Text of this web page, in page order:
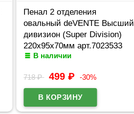
Пенал 2 отделения
овальный deVENTE Высший
дивизион (Super Division)
220x95x70мм арт.7023533
В наличии
718₽ 499₽ -30%